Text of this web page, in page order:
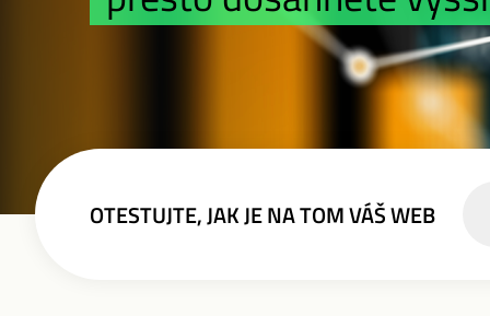
OTESTUJTE, JAK JE NA TOM VÁŠ WEB